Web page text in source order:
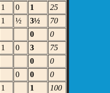
1 0 1
25
1 ½ 3½
70
0
0
1 0 3
75
0
0
0 0
0
1 1
100